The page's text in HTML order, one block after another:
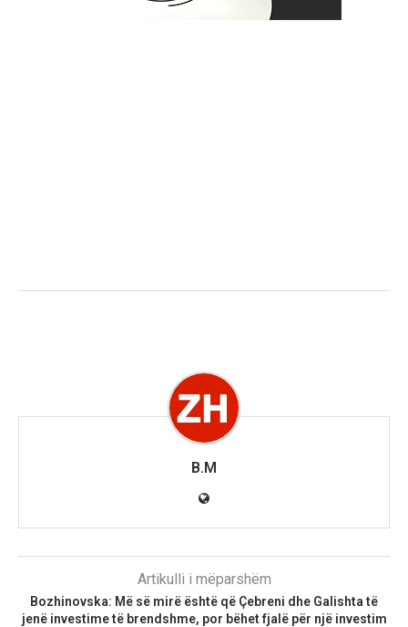
B.M
Artikulli i mëparshëm
Bozhinovska: Më së mirë është që Çebreni dhe Galishta të
jenë investime të brendshme, por bëhet fjalë për një investim